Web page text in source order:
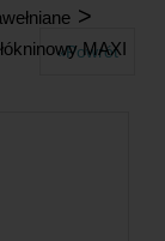
>
MAXI
«Powrót